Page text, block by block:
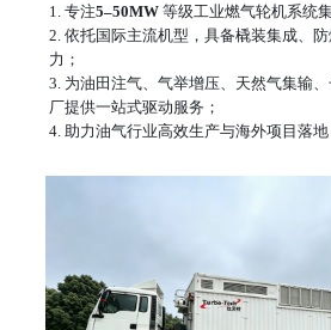
1.专注5–50MW 等级工业燃气轮机系统
2.依托国际主流机型，具备橇装集成、
力；
3. 为油田注气、气举增压、天然气集输
厂提供一站式驱动服务；
4.助力油气行业高效生产与海外项目落地